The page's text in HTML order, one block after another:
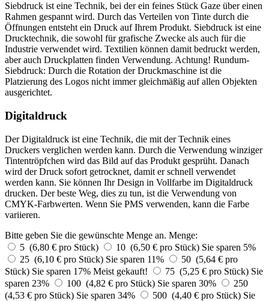
Siebdruck ist eine Technik, bei der ein feines Stück Gaze über einen
Rahmen gespannt wird. Durch das Verteilen von Tinte durch die
Öffnungen entsteht ein Druck auf Ihrem Produkt. Siebdruck ist eine
Drucktechnik, die sowohl für grafische Zwecke als auch für die
Industrie verwendet wird. Textilien können damit bedruckt werden,
aber auch Druckplatten finden Verwendung. Achtung! Rundum-
Siebdruck: Durch die Rotation der Druckmaschine ist die
Platzierung des Logos nicht immer gleichmäßig auf allen Objekten
ausgerichtet.
Digitaldruck
Der Digitaldruck ist eine Technik, die mit der Technik eines
Druckers verglichen werden kann. Durch die Verwendung winziger
Tintentröpfchen wird das Bild auf das Produkt gesprüht. Danach
wird der Druck sofort getrocknet, damit er schnell verwendet
werden kann. Sie können Ihr Design in Vollfarbe im Digitaldruck
drucken. Der beste Weg, dies zu tun, ist die Verwendung von
CMYK-Farbwerten. Wenn Sie PMS verwenden, kann die Farbe
variieren.
Bitte geben Sie die gewünschte Menge an. Menge:
5 (6,80 € pro Stück)
10 (6,50 € pro Stück) Sie sparen 5%
25 (6,10 € pro Stück) Sie sparen 11%
50 (5,64 € pro
Stück) Sie sparen 17% Meist gekauft! 75 (5,25 € pro Stück) Sie
sparen 23%
100 (4,82 € pro Stück) Sie sparen 30%
250
(4,53 € pro Stück) Sie sparen 34% 500 (4,40 € pro Stück) Sie